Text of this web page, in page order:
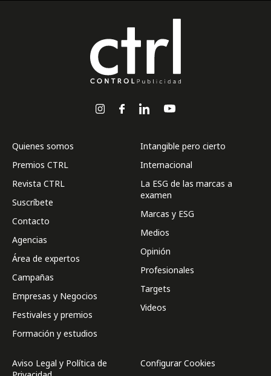
Quienes somos
Premios CTRL
Revista CTRL
Suscríbete
Contacto
Agencias
Área de expertos
Campañas
Empresas y Negocios
Festivales y premios
Formación y estudios
Intangible pero cierto
Internacional
La ESG de las marcas a
examen
Marcas y ESG
Medios
Opinión
Profesionales
Targets
Videos
Aviso Legal y Política de
Configurar Cookies